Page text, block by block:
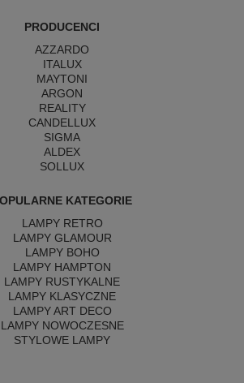
PRODUCENCI
AZZARDO
ITALUX
MAYTONI
ARGON
REALITY
CANDELLUX
SIGMA
ALDEX
SOLLUX
KATEGORIE
LAMPY RETRO
LAMPY GLAMOUR
LAMPY BOHO
LAMPY HAMPTON
LAMPY RUSTYKALNE
LAMPY KLASYCZNE
LAMPY ART DECO
LAMPY NOWOCZESNE
STYLOWE LAMPY